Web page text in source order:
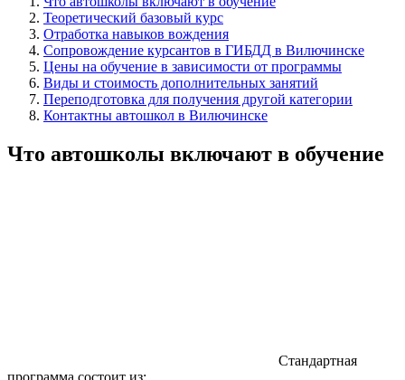
Теоретический базовый курс
Отработка навыков вождения
Сопровождение курсантов в ГИБДД в Вилючинске
Цены на обучение в зависимости от программы
Виды и стоимость дополнительных занятий
Переподготовка для получения другой категории
Контактны автошкол в Вилючинске
Что автошколы включают в обучение
Стандартная
программа состоит из: